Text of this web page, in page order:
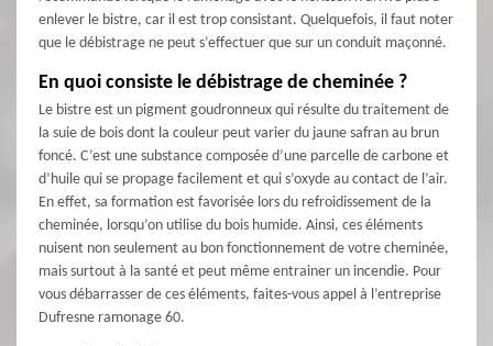
enlever le bistre, car il est trop consistant. Quelquefois, il faut noter
que le débistrage ne peut s’effectuer que sur un conduit maçonné.
En quoi consiste le débistrage de cheminée ?
Le bistre est un pigment goudronneux qui résulte du traitement de
la suie de bois dont la couleur peut varier du jaune safran au brun
foncé. C’est une substance composée d’une parcelle de carbone et
d’huile qui se propage facilement et qui s’oxyde au contact de l’air.
En effet, sa formation est favorisée lors du refroidissement de la
cheminée, lorsqu’on utilise du bois humide. Ainsi, ces éléments
nuisent non seulement au bon fonctionnement de votre cheminée,
mais surtout à la santé et peut même entrainer un incendie. Pour
vous débarrasser de ces éléments, faites-vous appel à l’entreprise
Dufresne ramonage 60.